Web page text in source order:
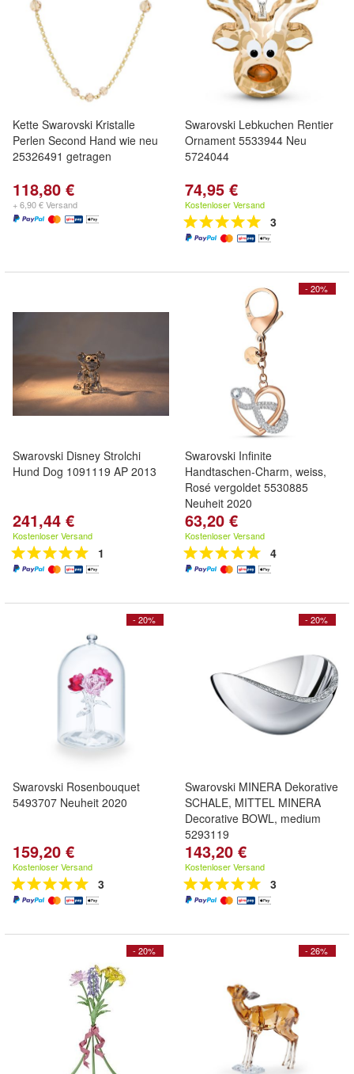
Kette Swarovski Kristalle
Perlen Second Hand wie neu
25326491 getragen
118,80 €
+ 6,90 € Versand
Swarovski Lebkuchen Rentier
Ornament 5533944 Neu
5724044
74,95 €
Kostenloser Versand
3
Swarovski Disney Strolchi
Hund Dog 1091119 AP 2013
241,44 €
Kostenloser Versand
1
- 20%
Swarovski Infinite
Handtaschen-Charm, weiss,
Rosé vergoldet 5530885
Neuheit 2020
63,20 €
Kostenloser Versand
4
- 20%
Swarovski Rosenbouquet
5493707 Neuheit 2020
159,20 €
Kostenloser Versand
3
- 20%
Swarovski MINERA Dekorative
SCHALE, MITTEL MINERA
Decorative BOWL, medium
5293119
143,20 €
Kostenloser Versand
3
- 20% - 26%